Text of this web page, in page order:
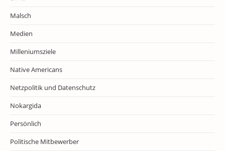
Malsch
Medien
Milleniumsziele
Native Americans
Netzpolitik und Datenschutz
Nokargida
Persönlich
Politische Mitbewerber